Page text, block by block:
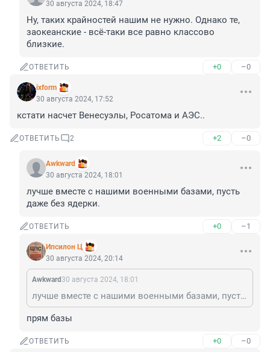
30 августа 2024, 18:47
Ну, таких крайностей нашим не нужно. Однако те,
заокеанские - всё-таки все равно классово
близкие.
ОТВЕТИТЬ +0 –0
ixform
30 августа 2024, 17:52
кстати насчет Венесуэлы, Росатома и АЭС..
ОТВЕТИТЬ 2 +2 –0
Awkward
30 августа 2024, 18:01
лучше вместе с нашими военными базами, пусть
даже без ядерки.
ОТВЕТИТЬ +0 –1
Ипсилон Ц
30 августа 2024, 20:14
Awkward 30 августа 2024, 18:01
лучше вместе с нашими военными базами, пусть даже без ядерки.
прям базы
ОТВЕТИТЬ +0 –0